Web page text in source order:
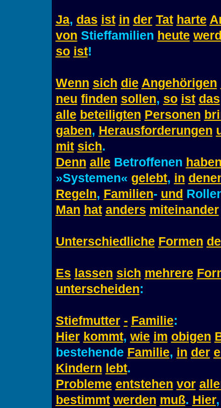
Ja, das ist in der Tat harte
von Stieffamilien heute
so ist!
Wenn sich die Angehörigen
neu finden sollen, so ist das
alle beteiligten Personen
gaben, Herausforderungen
mit sich.
Denn alle Betroffenen
»Systemen« gelebt, in
Regeln, Familien- und
Man hat anders miteinander
Unterschiedliche Formen
Es lassen sich mehrere
unterscheiden:
Stiefmutter - Familie:
Hier kommt, wie im obigen
bestehende Familie, in der
Kindern lebt.
Probleme entstehen vor
bestimmt werden muß. Hier